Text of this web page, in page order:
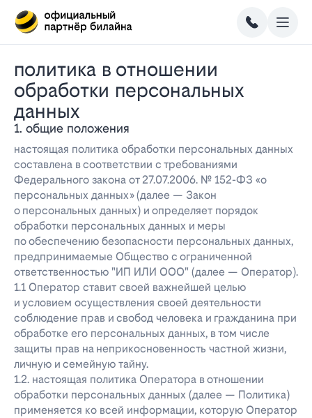
политика в отношении
обработки персональных
данных
1. общие положения
настоящая политика обработки персональных данных
составлена в соответствии с требованиями
Федерального закона от 27.07.2006. № 152-ФЗ «о
персональных данных» (далее — Закон
о персональных данных) и определяет порядок
обработки персональных данных и меры
по обеспечению безопасности персональных данных,
предпринимаемые Общество с ограниченной
ответственностью "ИП ИЛИ ООО" (далее — Оператор).
1.1 Оператор ставит своей важнейшей целью
и условием осуществления своей деятельности
соблюдение прав и свобод человека и гражданина при
обработке его персональных данных, в том числе
защиты прав на неприкосновенность частной жизни,
личную и семейную тайну.
1.2. настоящая политика Оператора в отношении
обработки персональных данных (далее — Политика)
применяется ко всей информации, которую Оператор